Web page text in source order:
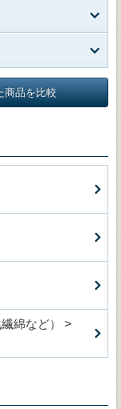
商品を比較
綿など） >